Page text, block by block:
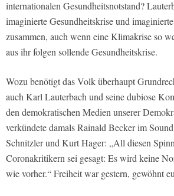
internationalen Gesundheitsnotstand?
imaginierte Gesundheitskrise und
zusammen, auch wenn eine Klimakrise so
aus ihr folgen sollende Gesundheitskrise.
Wozu benötigt das Volk überhaupt
auch Karl Lauterbach und seine dubiose
den demokratischen Medien unserer
verkündete damals Rainald Becker im
Schnitzler und Kurt Hager: „All diesen
Coronakritikern sei gesagt: Es wird keine
wie vorher.“ Freiheit war gestern, gewöhnt